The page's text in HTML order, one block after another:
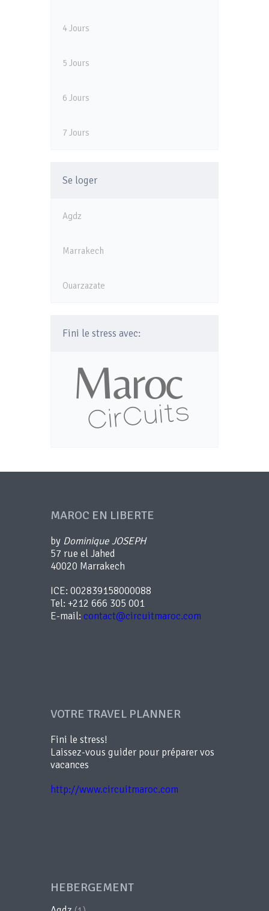
4 Jours
5 Jours
6 Jours
7 Jours
Se loger
Agdz
Marrakech
Ouarzazate
Fini le stress avec:
MAROC EN LIBERTE
by Dominique JOSEPH
57 rue el Jahed
40020 Marrakech
ICE: 002839158000088
Tel: +212 666 305 001
E-mail: contact@circuitmaroc.com
VOTRE TRAVEL PLANNER
Fini le stress!
Laissez-vous guider pour préparer vos
vacances
http://www.circuitmaroc.com
HEBERGEMENT